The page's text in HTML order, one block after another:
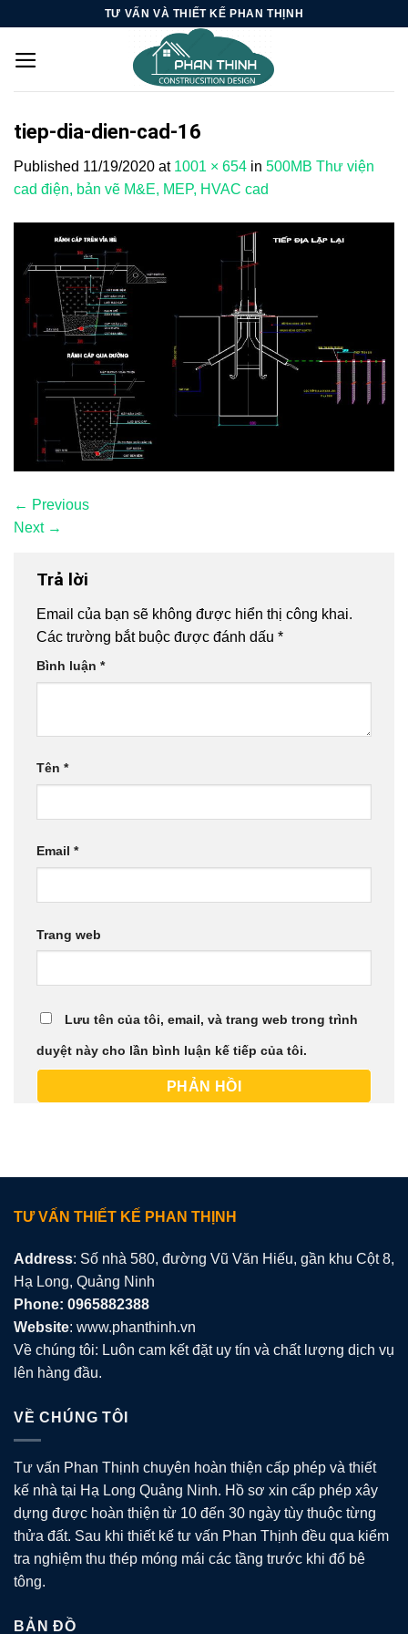
content
TƯ VẤN VÀ THIẾT KẾ PHAN THỊNH
tiep-dia-dien-cad-16
Published 11/19/2020 at 1001 × 654 in 500MB Thư viện
cad điện, bản vẽ M&E, MEP, HVAC cad
← Previous
Next →
Trả lời
Email của bạn sẽ không được hiển thị công khai.
Các trường bắt buộc được đánh dấu *
Bình luận *
Tên *
Email *
Trang web
Lưu tên của tôi, email, và trang web trong trình
duyệt này cho lần bình luận kế tiếp của tôi.
TƯ VẤN THIẾT KẾ PHAN THỊNH
Address: Số nhà 580, đường Vũ Văn Hiếu, gần khu Cột 8,
Hạ Long, Quảng Ninh
Phone: 0965882388
Website: www.phanthinh.vn
Về chúng tôi: Luôn cam kết đặt uy tín và chất lượng dịch vụ
lên hàng đầu.
VỀ CHÚNG TÔI
Tư vấn Phan Thịnh chuyên hoàn thiện cấp phép và thiết
kế nhà tại Hạ Long Quảng Ninh. Hồ sơ xin cấp phép xây
dựng được hoàn thiện từ 10 đến 30 ngày tùy thuộc từng
thửa đất. Sau khi thiết kế tư vấn Phan Thịnh đều qua kiểm
tra nghiệm thu thép móng mái các tầng trước khi đổ bê
tông.
BẢN ĐỒ